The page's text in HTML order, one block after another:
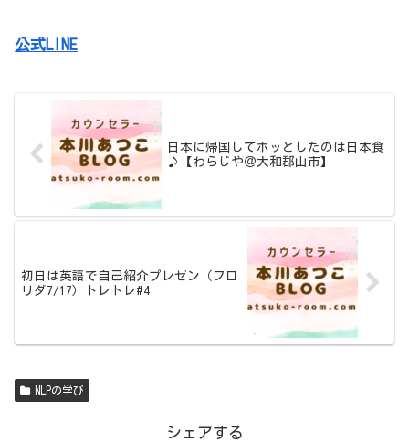
公式LINE
日本に帰国してホッとしたのは日本食
♪【わらじや＠大和郡山市】
初日は英語で自己紹介プレゼン（フロ
リダ7/17）トレトレ#4
NLPの学び
シェアする